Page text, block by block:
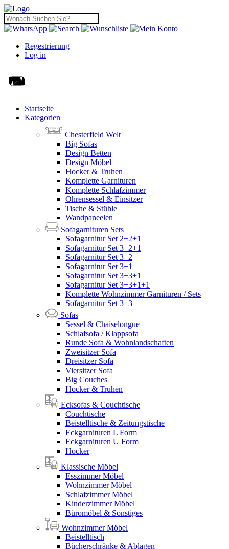
Regestrierung
Log in
Startseite
Kategorien
Chesterfield Welt
Big Sofas
Design Betten
Design Möbel
Hocker & Truhen
Komplette Garnituren
Komplette Schlafzimmer
Ohrensessel & Einsitzer
Tische & Stühle
Wandpaneelen
Sofagarnituren Sets
Sofagarnitur Set 2+2+1
Sofagarnitur Set 3+2+1
Sofagarnitur Set 3+2
Sofagarnitur Set 3+1
Sofagarnitur Set 3+3+1
Sofagarnitur Set 3+3+1+1
Komplette Wohnzimmer Garnituren / Sets
Sofagarnitur Set 3+3
Sofas
Sessel & Chaiselongue
Schlafsofa / Klappsofa
Runde Sofa & Wohnlandschaften
Zweisitzer Sofa
Dreisitzer Sofa
Viersitzer Sofa
Big Couches
Hocker & Truhen
Ecksofas & Couchtische
Couchtische
Beistelltische & Zeitungstische
Eckgarnituren L Form
Eckgarnituren U Form
Hocker
Klassische Möbel
Esszimmer Möbel
Wohnzimmer Möbel
Schlafzimmer Möbel
Kinderzimmer Möbel
Büromöbel & Sonstiges
Wohnzimmer Möbel
Beistelltisch
Bücherschränke & Ablagen